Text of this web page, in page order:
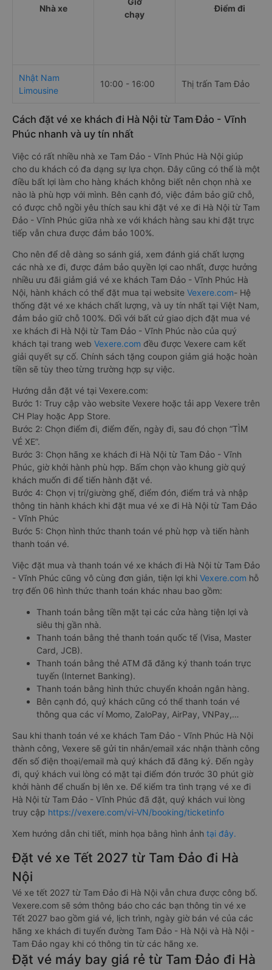
Nhà xe
chạy
Điểm đi
Nhật Nam
Limousine
10:00 - 16:00 Thị trấn Tam Đảo
Cách đặt vé xe khách đi Hà Nội từ Tam Đảo - Vĩnh
Phúc nhanh và uy tín nhất
Việc có rất nhiều nhà xe Tam Đảo - Vĩnh Phúc Hà Nội giúp
cho du khách có đa dạng sự lựa chọn. Đây cũng có thể là một
điều bất lợi làm cho hàng khách không biết nên chọn nhà xe
nào là phù hợp với mình. Bên cạnh đó, việc đảm bảo giữ chỗ,
có được chỗ ngồi yêu thích sau khi đặt vé xe đi Hà Nội từ Tam
Đảo - Vĩnh Phúc giữa nhà xe với khách hàng sau khi đặt trực
tiếp vẫn chưa được đảm bảo 100%.
Cho nên để dễ dàng so sánh giá, xem đánh giá chất lượng
các nhà xe đi, được đảm bảo quyền lợi cao nhất, được hưởng
nhiều ưu đãi giảm giá vé xe khách Tam Đảo - Vĩnh Phúc Hà
Nội, hành khách có thể đặt mua tại website Vexere.com- Hệ
thống đặt vé xe khách chất lượng, và uy tín nhất tại Việt Nam,
đảm bảo giữ chỗ 100%. Đối với bất cứ giao dịch đặt mua vé
xe khách đi Hà Nội từ Tam Đảo - Vĩnh Phúc nào của quý
khách tại trang web Vexere.com đều được Vexere cam kết
giải quyết sự cố. Chính sách tặng coupon giảm giá hoặc hoàn
tiền sẽ tùy theo từng trường hợp sự việc.
Hướng dẫn đặt vé tại Vexere.com:
Bước 1: Truy cập vào website Vexere hoặc tải app Vexere trên
CH Play hoặc App Store.
Bước 2: Chọn điểm đi, điểm đến, ngày đi, sau đó chọn “TÌM
VÉ XE”.
Bước 3: Chọn hãng xe khách đi Hà Nội từ Tam Đảo - Vĩnh
Phúc, giờ khởi hành phù hợp. Bấm chọn vào khung giờ quý
khách muốn đi để tiến hành đặt vé.
Bước 4: Chọn vị trí/giường ghế, điểm đón, điểm trả và nhập
thông tin hành khách khi đặt mua vé xe đi Hà Nội từ Tam Đảo
- Vĩnh Phúc
Bước 5: Chọn hình thức thanh toán vé phù hợp và tiến hành
thanh toán vé.
Việc đặt mua và thanh toán vé xe khách đi Hà Nội từ Tam Đảo
- Vĩnh Phúc cũng vô cùng đơn giản, tiện lợi khi Vexere.com hỗ
trợ đến 06 hình thức thanh toán khác nhau bao gồm:
Thanh toán bằng tiền mặt tại các cửa hàng tiện lợi và
siêu thị gần nhà.
Thanh toán bằng thẻ thanh toán quốc tế (Visa, Master
Card, JCB).
Thanh toán bằng thẻ ATM đã đăng ký thanh toán trực
tuyến (Internet Banking).
Thanh toán bằng hình thức chuyển khoản ngân hàng.
Bên cạnh đó, quý khách cũng có thể thanh toán vé
thông qua các ví Momo, ZaloPay, AirPay, VNPay,…
Sau khi thanh toán vé xe khách Tam Đảo - Vĩnh Phúc Hà Nội
thành công, Vexere sẽ gửi tin nhắn/email xác nhận thành công
đến số điện thoại/email mà quý khách đã đăng ký. Đến ngày
đi, quý khách vui lòng có mặt tại điểm đón trước 30 phút giờ
khởi hành để chuẩn bị lên xe. Để kiểm tra tình trạng vé xe đi
Hà Nội từ Tam Đảo - Vĩnh Phúc đã đặt, quý khách vui lòng
truy cập https://vexere.com/vi-VN/booking/ticketinfo
Xem hướng dẫn chi tiết, minh họa bằng hình ảnh tại đây.
Đặt vé xe Tết 2027 từ Tam Đảo đi Hà
Nội
Vé xe tết 2027 từ Tam Đảo đi Hà Nội vẫn chưa được công bố.
Vexere.com sẽ sớm thông báo cho các bạn thông tin vé xe
Tết 2027 bao gồm giá vé, lịch trình, ngày giờ bán vé của các
hãng xe khách đi tuyến đường Tam Đảo - Hà Nội và Hà Nội -
Tam Đảo ngay khi có thông tin từ các hãng xe.
Đặt vé máy bay giá rẻ từ Tam Đảo đi Hà